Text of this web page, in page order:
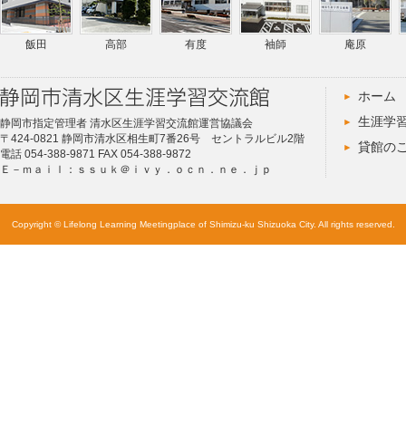
飯田 高部 有度 袖師 庵原
静岡市指定管理者 清水区生涯学習交流館運営協議会
〒424-0821 静岡市清水区相生町7番26号 セントラルビル2階
電話 054-388-9871 FAX 054-388-9872
Ｅ－ｍａｉｌ：ｓｓｕｋ＠ｉｖｙ．ｏｃｎ．ｎｅ．ｊｐ
ホーム
生涯学
貸館の
Copyright © Lifelong Learning Meetingplace of Shimizu-ku Shizuoka City. All rights reserved.